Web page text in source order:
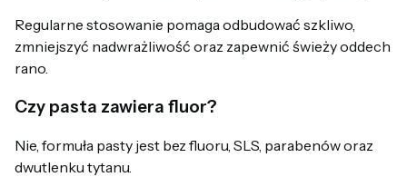
Regularne stosowanie pomaga odbudować szkliwo,
zmniejszyć nadwrażliwość oraz zapewnić świeży oddech
rano.
Czy pasta zawiera fluor?
Nie, formuła pasty jest bez fluoru, SLS, parabenów oraz
dwutlenku tytanu.